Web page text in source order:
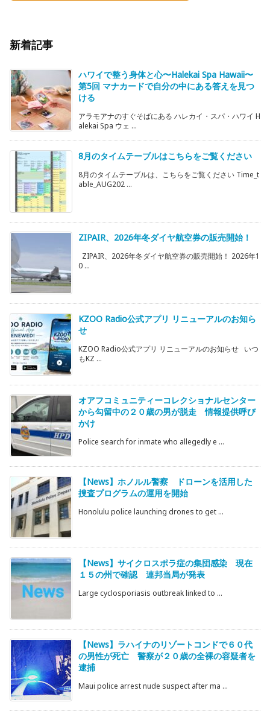
新着記事
ハワイで整う身体と心〜Halekai Spa Hawaii〜
第5回 マナカードで自分の中にある答えを見つ
ける
アラモアナのすぐそばにある ハレカイ・スパ・ハワイ H
alekai Spa ウェ ...
8月のタイムテーブルはこちらをご覧ください
8月のタイムテーブルは、こちらをご覧ください Time_t
able_AUG202 ...
ZIPAIR、2026年冬ダイヤ航空券の販売開始！
ZIPAIR、2026年冬ダイヤ航空券の販売開始！ 2026年1
0 ...
KZOO Radio公式アプリ リニューアルのお知ら
せ
KZOO Radio公式アプリ リニューアルのお知らせ いつ
もKZ ...
オアフコミュニティーコレクショナルセンター
から勾留中の２０歳の男が脱走 情報提供呼び
かけ
Police search for inmate who allegedly e ...
【News】ホノルル警察 ドローンを活用した
捜査プログラムの運用を開始
Honolulu police launching drones to get ...
【News】サイクロスポラ症の集団感染 現在
１５の州で確認 連邦当局が発表
Large cyclosporiasis outbreak linked to ...
【News】ラハイナのリゾートコンドで６０代
の男性が死亡 警察が２０歳の全裸の容疑者を
逮捕
Maui police arrest nude suspect after ma ...